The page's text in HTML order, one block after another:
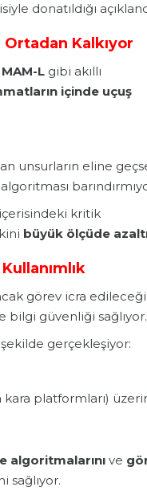
donatıldığı
Ortadan Kalkıyor
MAM-L gibi akıllı
içinde uçuş
unsurların eline
kritik
büyük ölçüde
görev icra edileceği
bilgi güvenliği sağlıyor.
şekilde gerçekleşiyor:
kara platformları)
algoritmalarını ve
sağlıyor.